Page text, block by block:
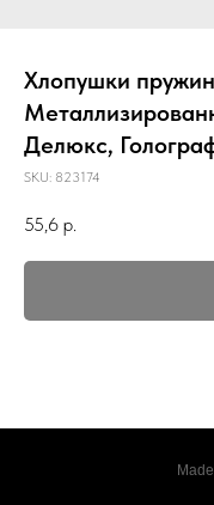
Хлопушки
Делюкс,
SKU: 823174
55,6 р.